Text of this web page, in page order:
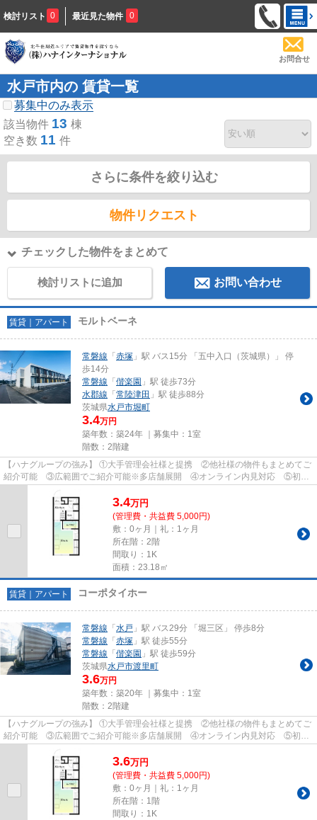
検討リスト 0 最近見た物件 0
お問合せ
水戸市内の 賃貸一覧
募集中のみ表示
該当物件 13 棟
空き数 11 件
さらに条件を絞り込む
物件リクエスト
チェックした物件をまとめて
検討リストに追加 お問い合わせ
賃貸｜アパート モルトベーネ
常磐線 「 赤塚 」駅 バス15分 「五中入口（茨城県）」 停
歩14分
常磐線 「 偕楽園 」駅 徒歩73分
水郡線 「 常陸津田 」駅 徒歩88分
茨城県水戸市堀町
3.4万円
築年数：築24年 ｜募集中： 1室
階数：2階建
【ハナグループの強み】 ①大手管理会社様と提携 ②他社様の物件もまとめてご
紹介可能 ③広範囲でご紹介可能※多店舗展開 ④オンライン内見対応 ⑤初期
3.4万円
(管理費・共益費 5,000円)
敷：0ヶ月｜礼：1ヶ月
所在階：2階
間取り：1K
面積：23.18㎡
賃貸｜アパート コーポタイホー
常磐線 「 水戸 」駅 バス29分 「堀三区」 停歩8分
常磐線 「 赤塚 」駅 徒歩55分
常磐線 「 偕楽園 」駅 徒歩59分
茨城県水戸市渡里町
3.6万円
築年数：築20年 ｜募集中： 1室
階数：2階建
【ハナグループの強み】 ①大手管理会社様と提携 ②他社様の物件もまとめてご
紹介可能 ③広範囲でご紹介可能※多店舗展開 ④オンライン内見対応 ⑤初期
3.6万円
(管理費・共益費 5,000円)
敷：0ヶ月｜礼：1ヶ月
所在階：1階
間取り：1K